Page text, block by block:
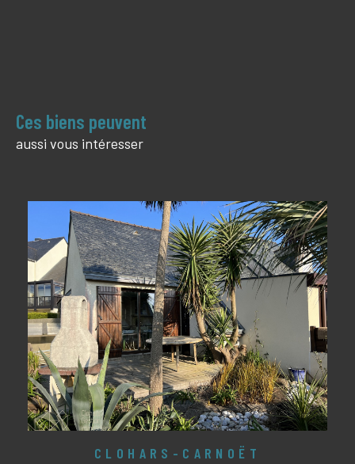
Ces biens peuvent
aussi vous intéresser
CLOHARS-CARNOËT